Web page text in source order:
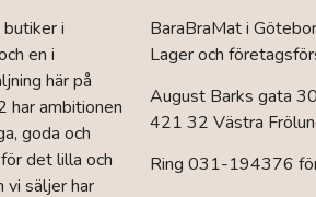
i
en i
här på
har ambitionen
goda och
det lilla och
vi säljer har
BaraBraMat i
Lager och
August Barks gata
421 32 Västra
Ring 031-194376